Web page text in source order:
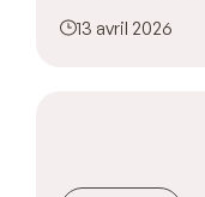
13 avril 2026